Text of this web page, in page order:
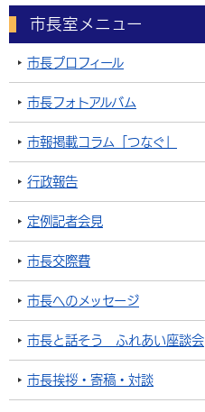
市長室メニュー
市長プロフィール
市長フォトアルバム
市報掲載コラム「つなぐ」
行政報告
定例記者会見
市長交際費
市長へのメッセージ
市長と話そう ふれあい座談会
市長挨拶・寄稿・対談